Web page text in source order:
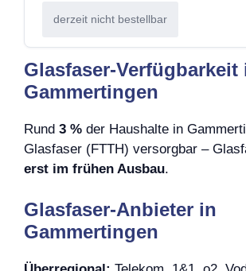
derzeit nicht bestellbar
Glasfaser-Verfügbarkeit
Gammertingen
Rund 3 % der Haushalte in
Glasfaser (FTTH) versorgbar –
erst im frühen Ausbau.
Glasfaser-Anbieter in
Gammertingen